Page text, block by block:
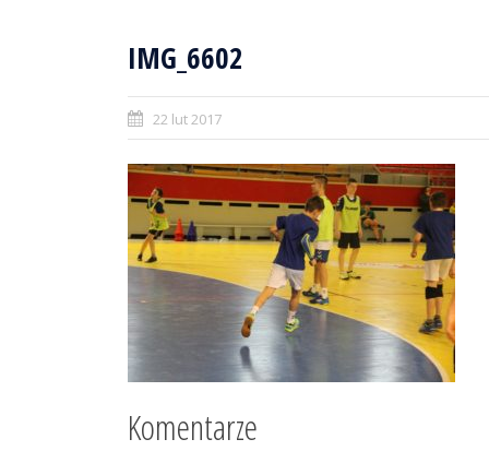
IMG_6602
22 lut 2017
Komentarze